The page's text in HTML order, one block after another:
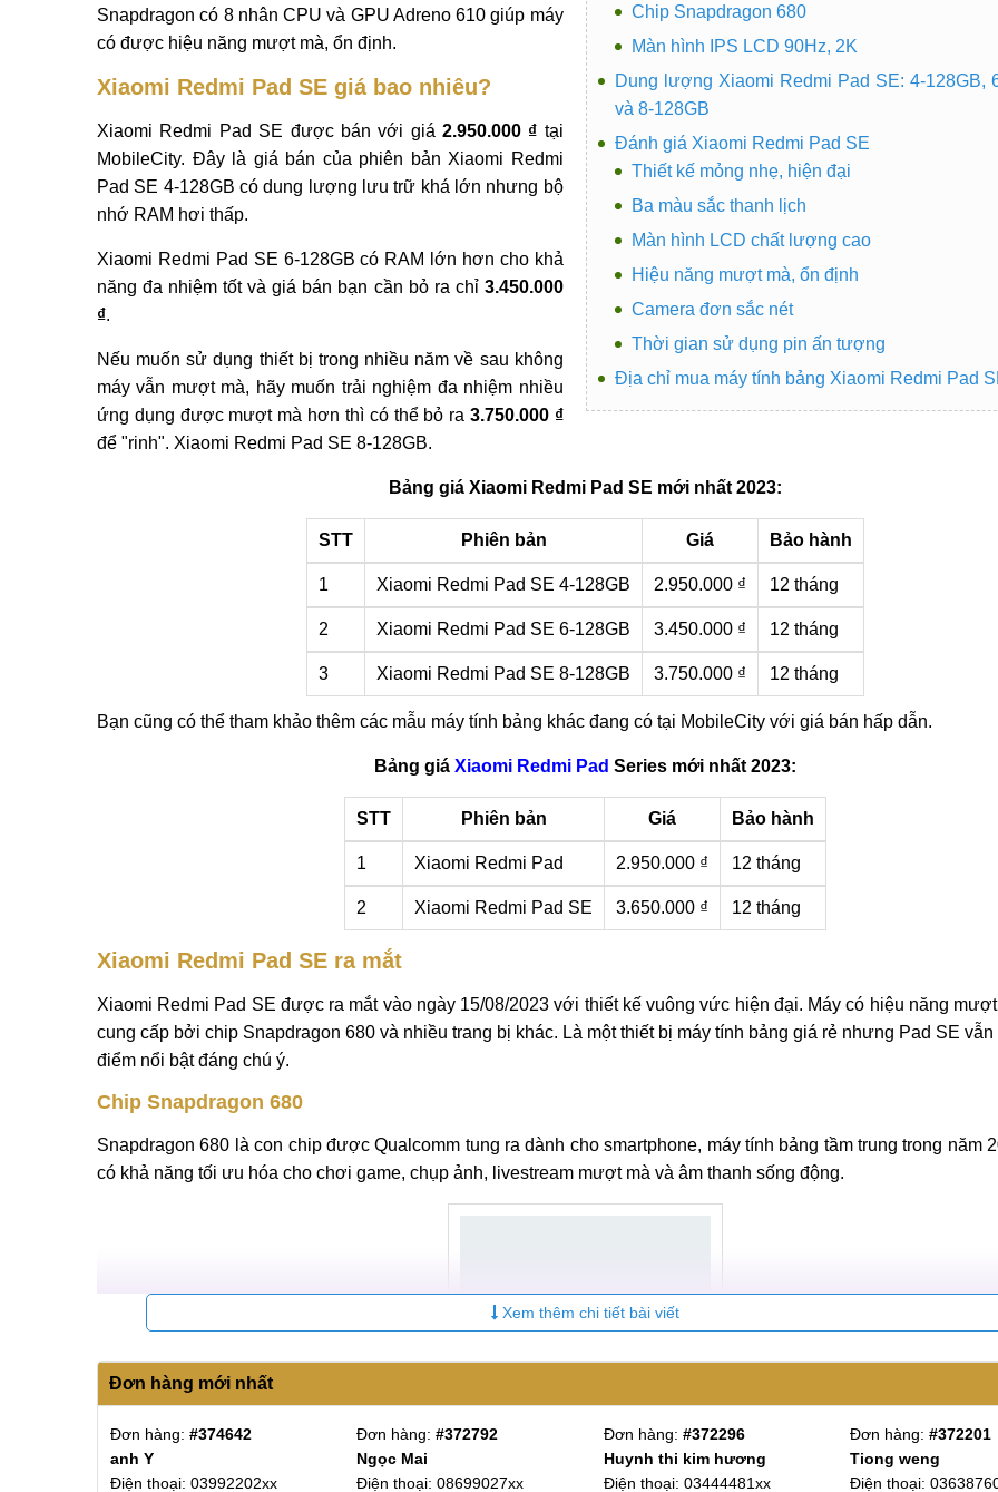
Chip Snapdragon 680
Màn hình IPS LCD 90Hz, 2K
Dung lượng Xiaomi Redmi Pad SE: 4-128GB,
và 8-128GB
Đánh giá Xiaomi Redmi Pad SE
Thiết kế mỏng nhẹ, hiện đại
Ba màu sắc thanh lịch
Màn hình LCD chất lượng cao
Hiệu năng mượt mà, ổn định
Camera đơn sắc nét
Thời gian sử dụng pin ấn tượng
Địa chỉ mua máy tính bảng Xiaomi Redmi Pad
Snapdragon có 8 nhân CPU và GPU Adreno 610 giúp máy
có được hiệu năng mượt mà, ổn định.
Xiaomi Redmi Pad SE giá bao nhiêu?
Xiaomi Redmi Pad SE được bán với giá 2.950.000 ₫ tại
MobileCity. Đây là giá bán của phiên bản Xiaomi Redmi
Pad SE 4-128GB có dung lượng lưu trữ khá lớn nhưng bộ
nhớ RAM hơi thấp.
Xiaomi Redmi Pad SE 6-128GB có RAM lớn hơn cho khả
năng đa nhiệm tốt và giá bán bạn cần bỏ ra chỉ 3.450.000
₫.
Nếu muốn sử dụng thiết bị trong nhiều năm về sau không
máy vẫn mượt mà, hãy muốn trải nghiệm đa nhiệm nhiều
ứng dụng được mượt mà hơn thì có thể bỏ ra 3.750.000 ₫
để "rinh". Xiaomi Redmi Pad SE 8-128GB.
Bảng giá Xiaomi Redmi Pad SE mới nhất 2023:
STT Phiên bản Giá Bảo hành
1 Xiaomi Redmi Pad SE 4-128GB 2.950.000 ₫ 12 tháng
2 Xiaomi Redmi Pad SE 6-128GB 3.450.000 ₫ 12 tháng
3 Xiaomi Redmi Pad SE 8-128GB 3.750.000 ₫ 12 tháng
Bạn cũng có thể tham khảo thêm các mẫu máy tính bảng khác đang có tại MobileCity với giá bán hấp dẫn.
Bảng giáXiaomi Redmi Pad Series mới nhất 2023:
STT Phiên bản Giá Bảo hành
1 Xiaomi Redmi Pad 2.950.000 ₫ 12 tháng
2 Xiaomi Redmi Pad SE 3.650.000 ₫ 12 tháng
Xiaomi Redmi Pad SE ra mắt
Xiaomi Redmi Pad SE được ra mắt vào ngày 15/08/2023 với thiết kế vuông vức hiện đại. Máy có hiệu năng
cung cấp bởi chip Snapdragon 680 và nhiều trang bị khác. Là một thiết bị máy tính bảng giá rẻ nhưng Pad SE
điểm nổi bật đáng chú ý.
Chip Snapdragon 680
Snapdragon 680 là con chip được Qualcomm tung ra dành cho smartphone, máy tính bảng tầm trung trong năm
có khả năng tối ưu hóa cho chơi game, chụp ảnh, livestream mượt mà và âm thanh sống động.
Xem thêm chi tiết bài viết
Đơn hàng mới nhất
Đơn hàng: #374642
anh Y
Điện thoại: 03992202xx
Đơn hàng:#372792
Ngọc Mai
Điện thoại: 08699027xx
Đơn hàng: #372296
Huynh thi kim hương
Điện thoại: 03444481xx
Đơn hàng: #372201
Tiong weng
Điện thoại: